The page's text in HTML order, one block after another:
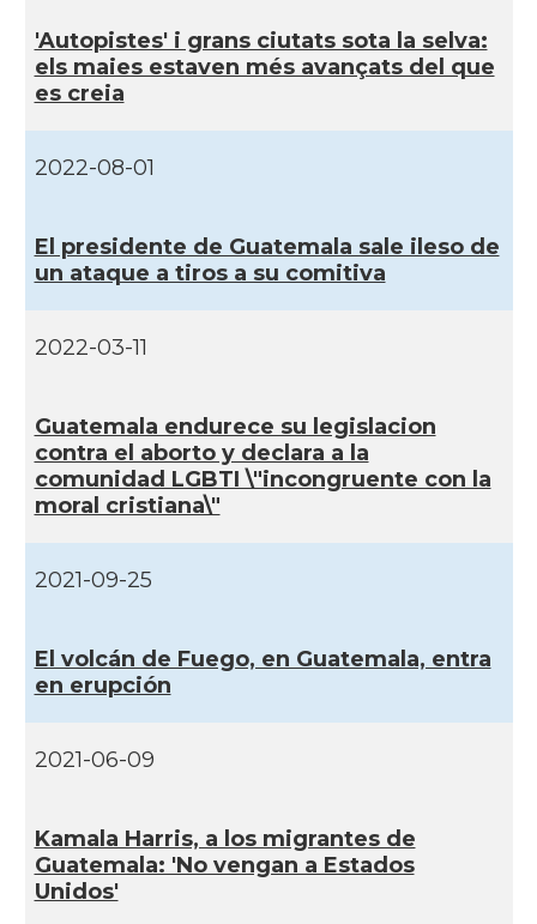
'Autopistes' i grans ciutats sota la selva:
els maies estaven més avançats del que
es creia
2022-08-01
El presidente de Guatemala sale ileso de
un ataque a tiros a su comitiva
2022-03-11
Guatemala endurece su legislacion
contra el aborto y declara a la
comunidad LGBTI \"incongruente con la
moral cristiana\"
2021-09-25
El volcán de Fuego, en Guatemala, entra
en erupción
2021-06-09
Kamala Harris, a los migrantes de
Guatemala: 'No vengan a Estados
Unidos'